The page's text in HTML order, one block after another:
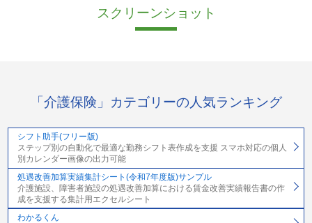
スクリーンショット
「介護保険」カテゴリーの人気ランキング
シフト助手(フリー版)
ステップ別の自動化で最適な勤務シフト表作成を支援 スマホ対応の個人
別カレンダー画像の出力可能
処遇改善加算実績集計シート(令和7年度版)サンプル
介護施設、障害者施設の処遇改善加算における賃金改善実績報告書の作
成を支援する集計用エクセルシート
わかるくん